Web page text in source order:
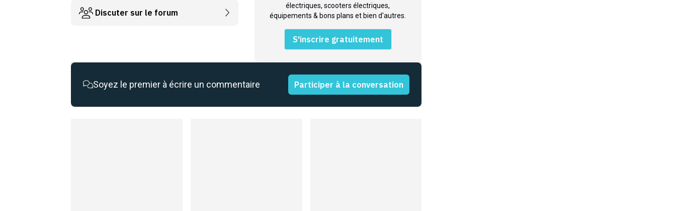
Discuter sur le forum
électriques, scooters électriques,
équipements & bons plans et bien d'autres.
S'inscrire gratuitement
Soyez le premier à écrire un commentaire Participer à la conversation